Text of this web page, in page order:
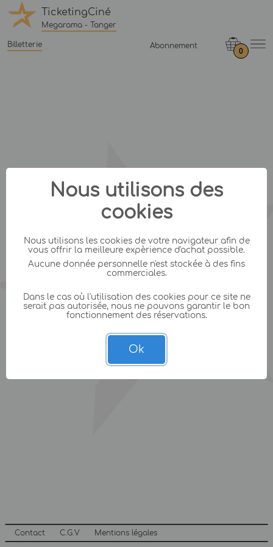
TicketingCiné
Megarama - Tanger
Billetterie Abonnement
0
Contact C.G.V Mentions légales
Nous utilisons des
cookies
Nous utilisons les cookies de votre navigateur afin de
vous offrir la meilleure expèrience d'achat possible.
Aucune donnée personnelle n'est stockée à des fins
commerciales.
Dans le cas où l'utilisation des cookies pour ce site ne
serait pas autorisée, nous ne pouvons garantir le bon
fonctionnement des réservations.
Ok